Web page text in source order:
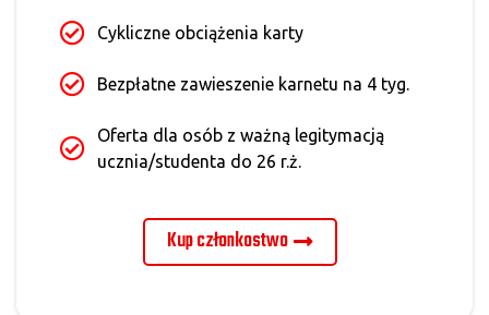
Cykliczne obciążenia karty
Bezpłatne zawieszenie karnetu na 4 tyg.
Oferta dla osób z ważną legitymacją
ucznia/studenta do 26 r.ż.
Kup członkostwo